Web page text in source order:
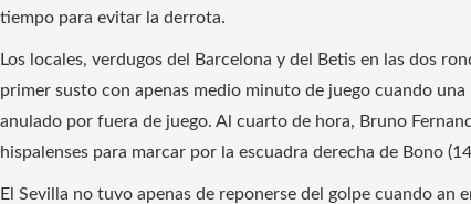
tiempo para evitar la derrota.
Los locales, verdugos del Barcelona y del Betis en las dos
primer susto con apenas medio minuto de juego cuando
anulado por fuera de juego. Al cuarto de hora, Bruno
hispalenses para marcar por la escuadra derecha de Bono
El Sevilla no tuvo apenas de reponerse del golpe cuando